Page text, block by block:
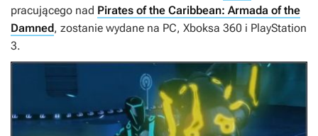
pracującego nad Pirates of the Caribbean: Armada of the
Damned, zostanie wydane na PC, Xboksa 360 i PlayStation
3.